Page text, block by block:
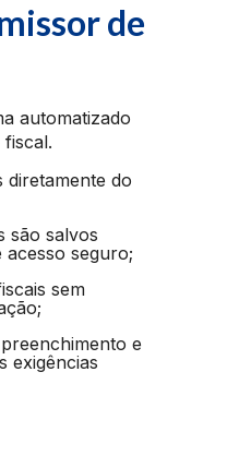
de
automatizado
diretamente do
são salvos
seguro;
sem
e
exigências